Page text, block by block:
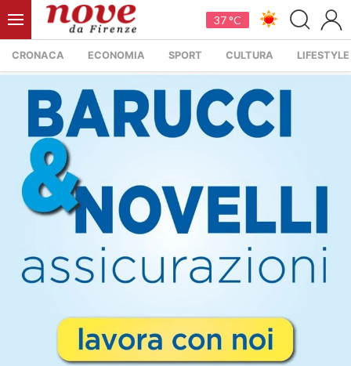
37 °C
CRONACA ECONOMIA SPORT CULTURA LIFESTYLE